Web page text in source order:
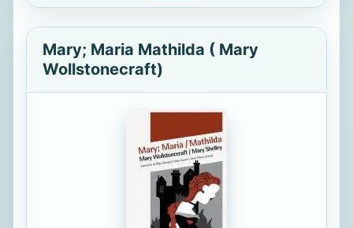
Mary; Maria Mathilda ( Mary
Wollstonecraft)